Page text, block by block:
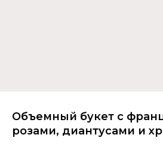
Объемный букет с
розами, диантусами и